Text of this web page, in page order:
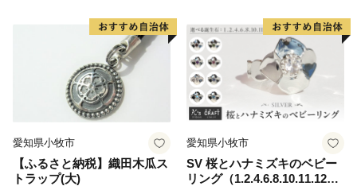
和町だけのものです。
長和町の潤沢な自然資源を生かした返礼品が多くござい
ふるさと納税がきっかけで長和町を知った方はぜひ、お
空気がうまい。水がうまい。野菜がうまい。星がきれ
い。
愛知県小牧市
【ふるさと納税】織田木瓜ス
トラップ(大)
愛知県小牧市
SV 桜とハナミズキのベビー
リング（1.2.4.6.8.10.11.12